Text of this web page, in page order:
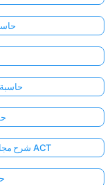
شرح مجاني لإجابات مسائل الرياضيات في اختبار ACT